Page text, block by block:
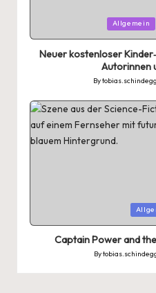
in
Allgemein
Neuer kostenloser
Autorinnen
Posted
By
in
Captain Power and
Posted
by
By